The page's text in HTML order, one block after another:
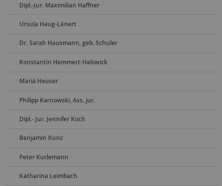
Dipl.-Jur. Maximilian Haffner
Ursula Haug-Lénert
Dr. Sarah Hausmann, geb. Schuler
Konstantin Hemmert-Halswick
Maria Heuser
Philipp Karnowski, Ass. jur.
Dipl.- Jur. Jennifer Koch
Benjamin Kunz
Peter Kurlemann
Katharina Leimbach